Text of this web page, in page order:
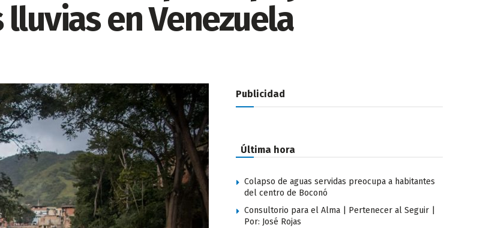
en Venezuela
Publicidad
Última hora
Colapso de aguas servidas preocupa a habitantes
del centro de Boconó
Consultorio para el Alma | Pertenecer al Seguir |
Por: José Rojas